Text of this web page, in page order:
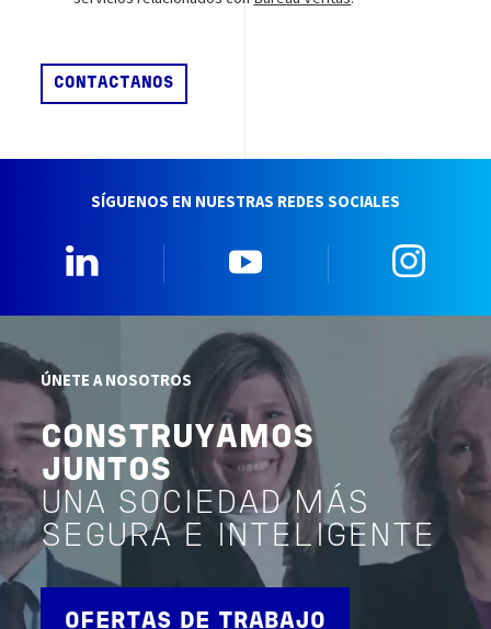
SÍGUENOS EN NUESTRAS REDES SOCIALES
ÚNETE A NOSOTROS
CONSTRUYAMOS
JUNTOS
UNA SOCIEDAD MÁS
SEGURA E INTELIGENTE
OFERTAS DE TRABAJO